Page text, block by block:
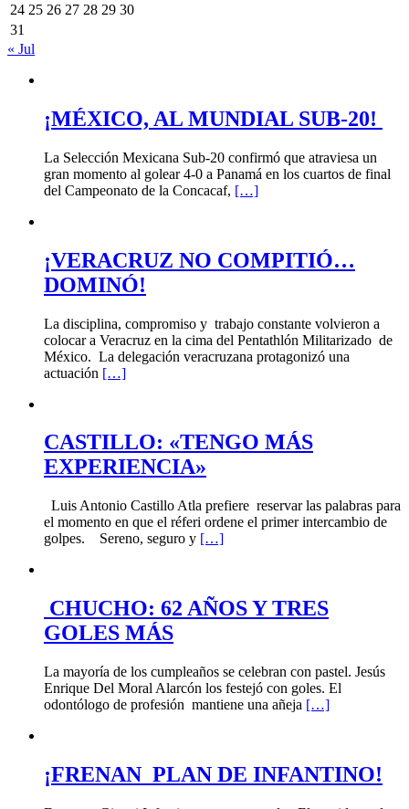
24 25 26 27 28 29 30
31
« Jul
¡MÉXICO, AL MUNDIAL SUB-20!
La Selección Mexicana Sub-20 confirmó que atraviesa un
gran momento al golear 4-0 a Panamá en los cuartos de final
del Campeonato de la Concacaf, […]
¡VERACRUZ NO COMPITIÓ…
DOMINÓ!
La disciplina, compromiso y trabajo constante volvieron a
colocar a Veracruz en la cima del Pentathlón Militarizado de
México. La delegación veracruzana protagonizó una
actuación […]
CASTILLO: «TENGO MÁS
EXPERIENCIA»
Luis Antonio Castillo Atla prefiere reservar las palabras para
el momento en que el réferi ordene el primer intercambio de
golpes. Sereno, seguro y […]
CHUCHO: 62 AÑOS Y TRES
GOLES MÁS
La mayoría de los cumpleaños se celebran con pastel. Jesús
Enrique Del Moral Alarcón los festejó con goles. El
odontólogo de profesión mantiene una añeja […]
¡FRENAN PLAN DE INFANTINO!